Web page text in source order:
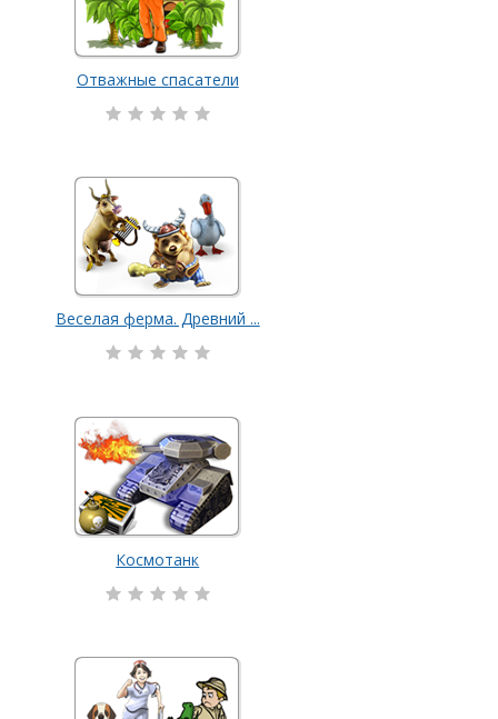
Отважные спасатели
Веселая ферма. Древний ...
Космотанк